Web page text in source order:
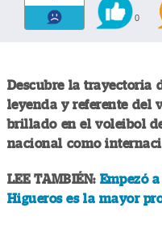
0
Descubre la trayectoria
leyenda y referente del
brillado en el voleibol
nacional como
LEE TAMBIÉN: Empezó
Higueros es la mayor